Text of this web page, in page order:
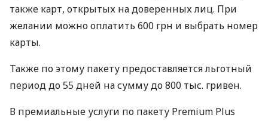
также карт, открытых на доверенных лиц. При
желании можно оплатить 600 грн и выбрать номер
карты.
Также по этому пакету предоставляется льготный
период до 55 дней на сумму до 800 тыс. гривен.
В премиальные услуги по пакету Premium Plus